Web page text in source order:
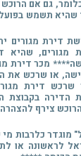
גם אם
תשמש בפועל
דירת מגורים
מכר דירת
או שרכש את
שרכש דירת
הדירה בקבוצת
מוגדר כלרבות
לראשונה או